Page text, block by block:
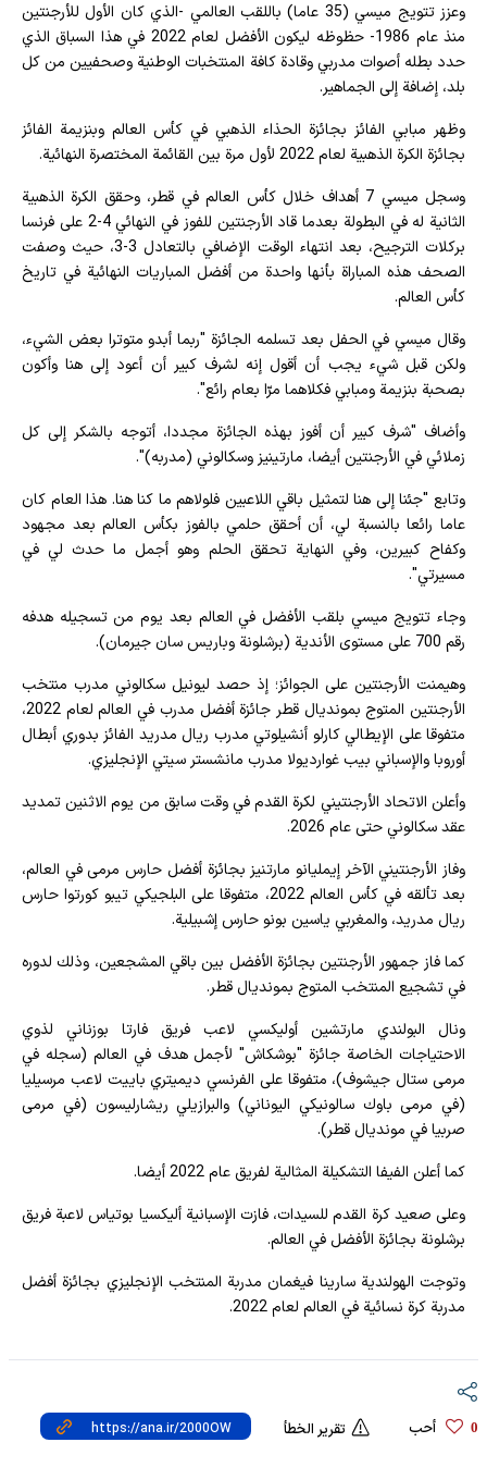
وعزز تتويج ميسي (35 عاما) باللقب العالمي -الذي كان الأول للأرجنتين
منذ عام 1986- حظوظه ليكون الأفضل لعام 2022 في هذا السباق الذي
حدد بطله أصوات مدربي وقادة كافة المنتخبات الوطنية وصحفيين من كل
بلد، إضافة إلى الجماهير.
وظهر مبابي الفائز بجائزة الحذاء الذهبي في كأس العالم وبنزيمة الفائز
بجائزة الكرة الذهبية لعام 2022 لأول مرة بين القائمة المختصرة النهائية.
وسجل ميسي 7 أهداف خلال كأس العالم في قطر، وحقق الكرة الذهبية
الثانية له في البطولة بعدما قاد الأرجنتين للفوز في النهائي 4-2 على فرنسا
بركلات الترجيح، بعد انتهاء الوقت الإضافي بالتعادل 3-3، حيث وصفت
الصحف هذه المباراة بأنها واحدة من أفضل المباريات النهائية في تاريخ
كأس العالم.
وقال ميسي في الحفل بعد تسلمه الجائزة "ربما أبدو متوترا بعض الشيء،
ولكن قبل شيء يجب أن أقول إنه لشرف كبير أن أعود إلى هنا وأكون
بصحبة بنزيمة ومبابي فكلاهما مرّا بعام رائع".
وأضاف "شرف كبير أن أفوز بهذه الجائزة مجددا، أتوجه بالشكر إلى كل
زملائي في الأرجنتين أيضا، مارتينيز وسكالوني (مدربه)".
وتابع "جئنا إلى هنا لتمثيل باقي اللاعبين فلولاهم ما كنا هنا. هذا العام كان
عاما رائعا بالنسبة لي، أن أحقق حلمي بالفوز بكأس العالم بعد مجهود
وكفاح كبيرين، وفي النهاية تحقق الحلم وهو أجمل ما حدث لي في
مسيرتي".
وجاء تتويج ميسي بلقب الأفضل في العالم بعد يوم من تسجيله هدفه
رقم 700 على مستوى الأندية (برشلونة وباريس سان جيرمان).
وهيمنت الأرجنتين على الجوائز؛ إذ حصد ليونيل سكالوني مدرب منتخب
الأرجنتين المتوج بمونديال قطر جائزة أفضل مدرب في العالم لعام 2022،
متفوقا على الإيطالي كارلو أنشيلوتي مدرب ريال مدريد الفائز بدوري أبطال
أوروبا والإسباني بيب غوارديولا مدرب مانشستر سيتي الإنجليزي.
وأعلن الاتحاد الأرجنتيني لكرة القدم في وقت سابق من يوم الاثنين تمديد
عقد سكالوني حتى عام 2026.
وفاز الأرجنتيني الآخر إيمليانو مارتنيز بجائزة أفضل حارس مرمى في العالم،
بعد تألقه في كأس العالم 2022، متفوقا على البلجيكي تيبو كورتوا حارس
ريال مدريد، والمغربي ياسين بونو حارس إشبيلية.
كما فاز جمهور الأرجنتين بجائزة الأفضل بين باقي المشجعين، وذلك لدوره
في تشجيع المنتخب المتوج بمونديال قطر.
ونال البولندي مارتشين أوليكسي لاعب فريق فارتا بوزناني لذوي
الاحتياجات الخاصة جائزة "بوشكاش" لأجمل هدف في العالم (سجله في
مرمى ستال جيشوف)، متفوقا على الفرنسي ديميتري باييت لاعب مرسيليا
(في مرمى باوك سالونيكي اليوناني) والبرازيلي ريشارليسون (في مرمى
صربيا في مونديال قطر).
كما أعلن الفيفا التشكيلة المثالية لفريق عام 2022 أيضا.
وعلى صعيد كرة القدم للسيدات، فازت الإسبانية أليكسيا بوتياس لاعبة فريق
برشلونة بجائزة الأفضل في العالم.
وتوجت الهولندية سارينا فيغمان مدربة المنتخب الإنجليزي بجائزة أفضل
مدربة كرة نسائية في العالم لعام 2022.
0 أحب تقرير الخطأ